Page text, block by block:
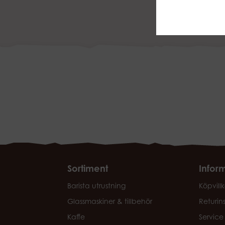
Sortiment
Barista utrustning
Glassmaskiner & tillbehör
Kaffe
Service